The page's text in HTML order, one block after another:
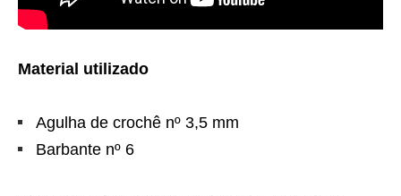
Material utilizado
Agulha de crochê nº 3,5 mm
Barbante nº 6